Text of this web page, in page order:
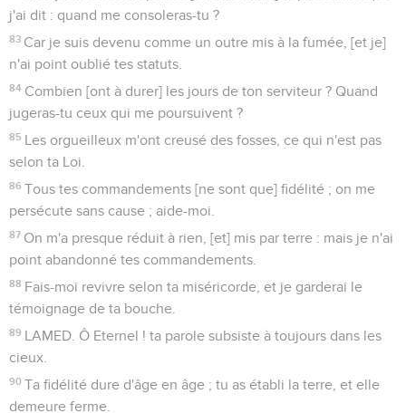
j'ai dit : quand me consoleras-tu ?
83 Car je suis devenu comme un outre mis à la fumée, [et je]
n'ai point oublié tes statuts.
84 Combien [ont à durer] les jours de ton serviteur ? Quand
jugeras-tu ceux qui me poursuivent ?
85 Les orgueilleux m'ont creusé des fosses, ce qui n'est pas
selon ta Loi.
86 Tous tes commandements [ne sont que] fidélité ; on me
persécute sans cause ; aide-moi.
87 On m'a presque réduit à rien, [et] mis par terre : mais je n'ai
point abandonné tes commandements.
88 Fais-moi revivre selon ta miséricorde, et je garderai le
témoignage de ta bouche.
89 LAMED. Ô Eternel ! ta parole subsiste à toujours dans les
cieux.
90 Ta fidélité dure d'âge en âge ; tu as établi la terre, et elle
demeure ferme.